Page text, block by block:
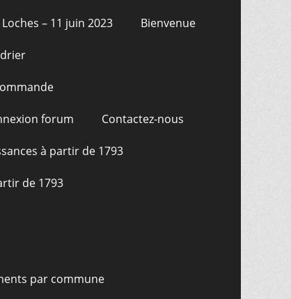
– 11 juin 2023 Bienvenue
forum Contactez-nous
à partir de 1793
de 1793
par commune